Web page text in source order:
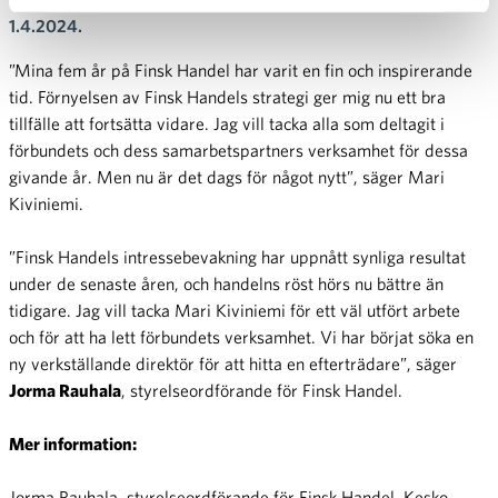
1.4.2024.
”Mina fem år på Finsk Handel har varit en fin och inspirerande
tid. Förnyelsen av Finsk Handels strategi ger mig nu ett bra
tillfälle att fortsätta vidare. Jag vill tacka alla som deltagit i
förbundets och dess samarbetspartners verksamhet för dessa
givande år. Men nu är det dags för något nytt”, säger Mari
Kiviniemi.
”Finsk Handels intressebevakning har uppnått synliga resultat
under de senaste åren, och handelns röst hörs nu bättre än
tidigare. Jag vill tacka Mari Kiviniemi för ett väl utfört arbete
och för att ha lett förbundets verksamhet. Vi har börjat söka en
ny verkställande direktör för att hitta en efterträdare”, säger
Jorma Rauhala, styrelseordförande för Finsk Handel.
Mer information: